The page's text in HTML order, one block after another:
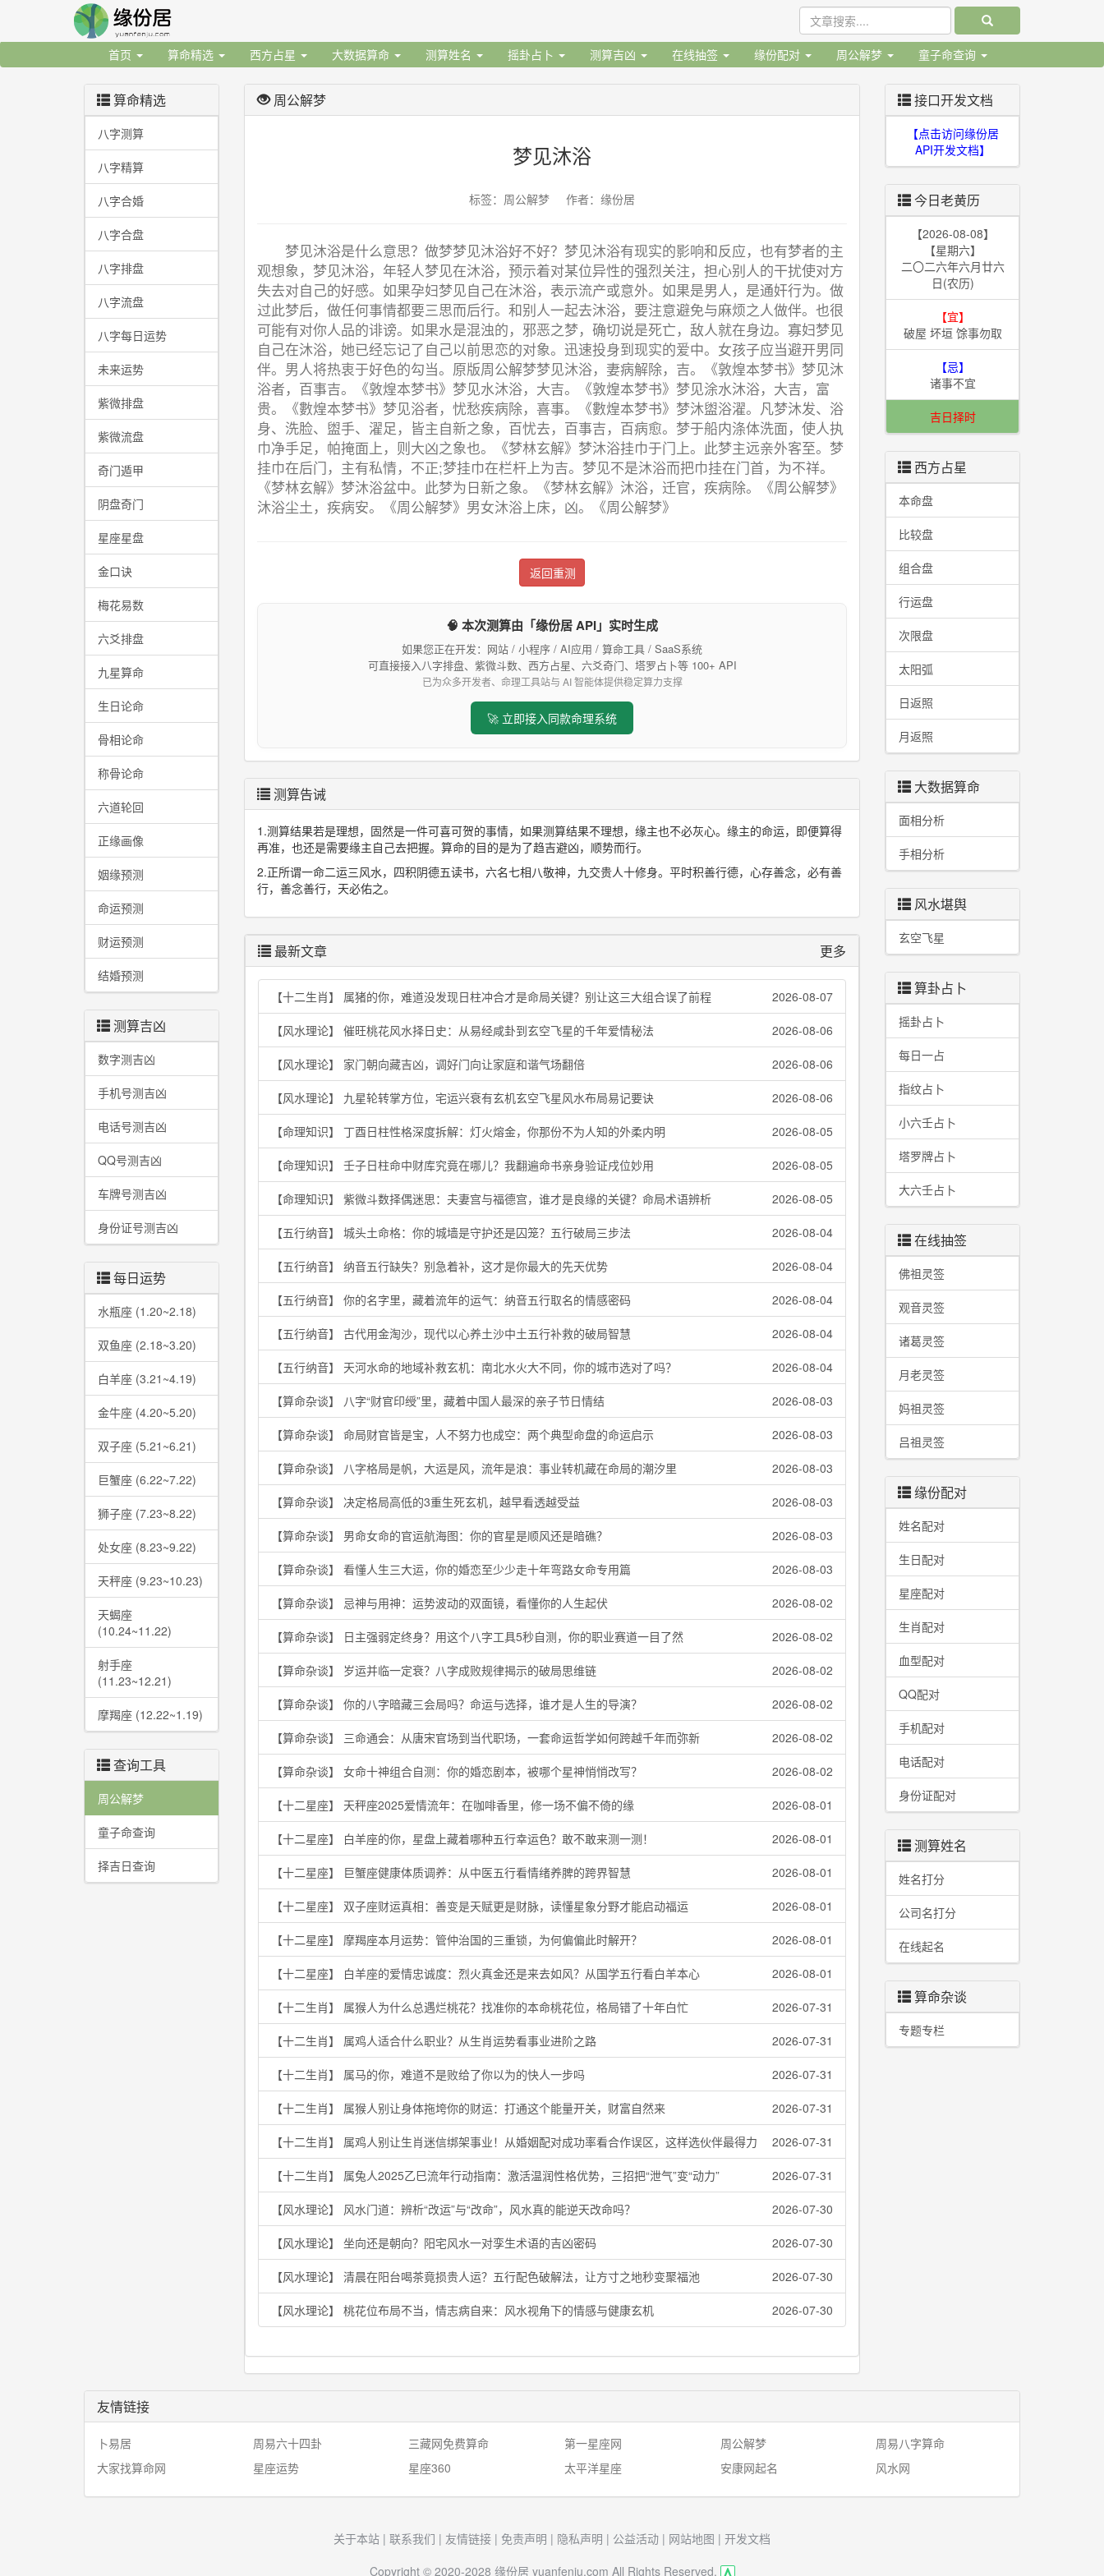
首页 算命精选 西方占星 大数据算命 测算姓名 摇卦占卜 测算吉凶 在线抽签 缘份配对 周公解梦 童子命查询
算命精选
八字测算
八字精算
八字合婚
八字合盘
八字排盘
八字流盘
八字每日运势
未来运势
紫微排盘
紫微流盘
奇门遁甲
阴盘奇门
星座星盘
金口诀
梅花易数
六爻排盘
九星算命
生日论命
骨相论命
称骨论命
六道轮回
正缘画像
姻缘预测
命运预测
财运预测
结婚预测
测算吉凶
数字测吉凶
手机号测吉凶
电话号测吉凶
QQ号测吉凶
车牌号测吉凶
身份证号测吉凶
每日运势
水瓶座 (1.20~2.18)
双鱼座 (2.18~3.20)
白羊座 (3.21~4.19)
金牛座 (4.20~5.20)
双子座 (5.21~6.21)
巨蟹座 (6.22~7.22)
狮子座 (7.23~8.22)
处女座 (8.23~9.22)
天秤座 (9.23~10.23)
天蝎座
(10.24~11.22)
射手座
(11.23~12.21)
摩羯座 (12.22~1.19)
查询工具
周公解梦
童子命查询
择吉日查询
周公解梦
梦见沐浴
标签：周公解梦 作者：缘份居
梦见沐浴是什么意思？做梦梦见沐浴好不好？梦见沐浴有现实的影响和反应，也有梦者的主
观想象，梦见沐浴，年轻人梦见在沐浴，预示着对某位异性的强烈关注，担心别人的干扰使对方
失去对自己的好感。如果孕妇梦见自己在沐浴，表示流产或意外。如果是男人，是通奸行为。做
过此梦后，做任何事情都要三思而后行。和别人一起去沐浴，要注意避免与麻烦之人做伴。也很
可能有对你人品的诽谤。如果水是混浊的，邪恶之梦，确切说是死亡，敌人就在身边。寡妇梦见
自己在沐浴，她已经忘记了自己以前思恋的对象。迅速投身到现实的爱中。女孩子应当避开男同
伴。男人将热衷于好色的勾当。原版周公解梦梦见沐浴，妻病解除，吉。《敦煌本梦书》梦见沐
浴者，百事吉。《敦煌本梦书》梦见水沐浴，大吉。《敦煌本梦书》梦见涂水沐浴，大吉，富
贵。《數煌本梦书》梦见浴者，忧愁疾病除，喜事。《數煌本梦书》梦沐盥浴濯。凡梦沐发、浴
身、洗脸、盥手、濯足，皆主自新之象，百忧去，百事吉，百病愈。梦于船内涤体洗面，使人执
巾净手足，帕掩面上，则大凶之象也。《梦林玄解》梦沐浴挂巾于门上。此梦主远亲外客至。梦
挂巾在后门，主有私情，不正;梦挂巾在栏杆上为吉。梦见不是沐浴而把巾挂在门首，为不祥。
《梦林玄解》梦沐浴盆中。此梦为日新之象。《梦林玄解》沐浴，迁官，疾病除。《周公解梦》
沐浴尘土，疾病安。《周公解梦》男女沐浴上床，凶。《周公解梦》
返回重测
🧠 本次测算由「缘份居 API」实时生成
如果您正在开发：网站 / 小程序 / AI应用 / 算命工具 / SaaS系统
可直接接入八字排盘、紫微斗数、西方占星、六爻奇门、塔罗占卜等 100+ API
已为众多开发者、命理工具站与 AI 智能体提供稳定算力支撑
🚀 立即接入同款命理系统
测算告诫
1.测算结果若是理想，固然是一件可喜可贺的事情，如果测算结果不理想，缘主也不必灰心。缘主的命运，即便算得
再准，也还是需要缘主自己去把握。算命的目的是为了趋吉避凶，顺势而行。
2.正所谓一命二运三风水，四积阴德五读书，六名七相八敬神，九交贵人十修身。平时积善行德，心存善念，必有善
行，善念善行，天必佑之。
最新文章 更多
【十二生肖】 属猪的你，难道没发现日柱冲合才是命局关键？别让这三大组合误了前程 2026-08-07
【风水理论】 催旺桃花风水择日史：从易经咸卦到玄空飞星的千年爱情秘法 2026-08-06
【风水理论】 家门朝向藏吉凶，调好门向让家庭和谐气场翻倍 2026-08-06
【风水理论】 九星轮转掌方位，宅运兴衰有玄机玄空飞星风水布局易记要诀 2026-08-06
【命理知识】 丁酉日柱性格深度拆解：灯火熔金，你那份不为人知的外柔内明 2026-08-05
【命理知识】 壬子日柱命中财库究竟在哪儿？我翻遍命书亲身验证戌位妙用 2026-08-05
【命理知识】 紫微斗数择偶迷思：夫妻宫与福德宫，谁才是良缘的关键？命局术语辨析 2026-08-05
【五行纳音】 城头土命格：你的城墙是守护还是囚笼？五行破局三步法 2026-08-04
【五行纳音】 纳音五行缺失？别急着补，这才是你最大的先天优势 2026-08-04
【五行纳音】 你的名字里，藏着流年的运气：纳音五行取名的情感密码 2026-08-04
【五行纳音】 古代用金淘沙，现代以心养土沙中土五行补救的破局智慧 2026-08-04
【五行纳音】 天河水命的地域补救玄机：南北水火大不同，你的城市选对了吗？ 2026-08-04
【算命杂谈】 八字“财官印绶”里，藏着中国人最深的亲子节日情结 2026-08-03
【算命杂谈】 命局财官皆是宝，人不努力也成空：两个典型命盘的命运启示 2026-08-03
【算命杂谈】 八字格局是帆，大运是风，流年是浪：事业转机藏在命局的潮汐里 2026-08-03
【算命杂谈】 决定格局高低的3重生死玄机，越早看透越受益 2026-08-03
【算命杂谈】 男命女命的官运航海图：你的官星是顺风还是暗礁？ 2026-08-03
【算命杂谈】 看懂人生三大运，你的婚恋至少少走十年弯路女命专用篇 2026-08-03
【算命杂谈】 忌神与用神：运势波动的双面镜，看懂你的人生起伏 2026-08-02
【算命杂谈】 日主强弱定终身？用这个八字工具5秒自测，你的职业赛道一目了然 2026-08-02
【算命杂谈】 岁运并临一定衰？八字成败规律揭示的破局思维链 2026-08-02
【算命杂谈】 你的八字暗藏三会局吗？命运与选择，谁才是人生的导演？ 2026-08-02
【算命杂谈】 三命通会：从唐宋官场到当代职场，一套命运哲学如何跨越千年而弥新 2026-08-02
【算命杂谈】 女命十神组合自测：你的婚恋剧本，被哪个星神悄悄改写？ 2026-08-02
【十二星座】 天秤座2025爱情流年：在咖啡香里，修一场不偏不倚的缘 2026-08-01
【十二星座】 白羊座的你，星盘上藏着哪种五行幸运色？敢不敢来测一测！ 2026-08-01
【十二星座】 巨蟹座健康体质调养：从中医五行看情绪养脾的跨界智慧 2026-08-01
【十二星座】 双子座财运真相：善变是天赋更是财脉，读懂星象分野才能启动福运 2026-08-01
【十二星座】 摩羯座本月运势：管仲治国的三重锁，为何偏偏此时解开？ 2026-08-01
【十二星座】 白羊座的爱情忠诚度：烈火真金还是来去如风？从国学五行看白羊本心 2026-08-01
【十二生肖】 属猴人为什么总遇烂桃花？找准你的本命桃花位，格局错了十年白忙 2026-07-31
【十二生肖】 属鸡人适合什么职业？从生肖运势看事业进阶之路 2026-07-31
【十二生肖】 属马的你，难道不是败给了你以为的快人一步吗 2026-07-31
【十二生肖】 属猴人别让身体拖垮你的财运：打通这个能量开关，财富自然来 2026-07-31
【十二生肖】 属鸡人别让生肖迷信绑架事业！从婚姻配对成功率看合作误区，这样选伙伴最得力 2026-07-31
【十二生肖】 属兔人2025乙巳流年行动指南：激活温润性格优势，三招把“泄气”变“动力” 2026-07-31
【风水理论】 风水门道：辨析“改运”与“改命”，风水真的能逆天改命吗？ 2026-07-30
【风水理论】 坐向还是朝向？阳宅风水一对孪生术语的吉凶密码 2026-07-30
【风水理论】 清晨在阳台喝茶竟损贵人运？五行配色破解法，让方寸之地秒变聚福池 2026-07-30
【风水理论】 桃花位布局不当，情志病自来：风水视角下的情感与健康玄机 2026-07-30
接口开发文档
【点击访问缘份居
API开发文档】
今日老黄历
【2026-08-08】
【星期六】
二〇二六年六月廿六
日(农历)
【宜】
破屋 坏垣 馀事勿取
【忌】
诸事不宜
吉日择时
西方占星
本命盘
比较盘
组合盘
行运盘
次限盘
太阳弧
日返照
月返照
大数据算命
面相分析
手相分析
风水堪舆
玄空飞星
算卦占卜
摇卦占卜
每日一占
指纹占卜
小六壬占卜
塔罗牌占卜
大六壬占卜
在线抽签
佛祖灵签
观音灵签
诸葛灵签
月老灵签
妈祖灵签
吕祖灵签
缘份配对
姓名配对
生日配对
星座配对
生肖配对
血型配对
QQ配对
手机配对
电话配对
身份证配对
测算姓名
姓名打分
公司名打分
在线起名
算命杂谈
专题专栏
友情链接
卜易居 周易六十四卦 三藏网免费算命 第一星座网 周公解梦
周易八字算命
大家找算命网
星座运势 星座360 太平洋星座 安康网起名 风水网
关于本站 | 联系我们 | 友情链接 | 免责声明 | 隐私声明 | 公益活动 | 网站地图 | 开发文档
Copyright © 2020-2028 缘份居 yuanfenju.com All Rights Reserved.